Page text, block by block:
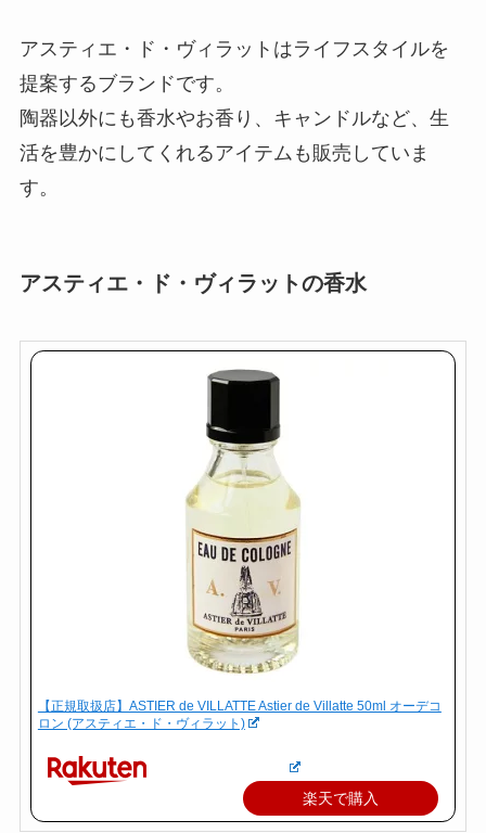
アスティエ・ド・ヴィラットはライフスタイルを
提案するブランドです。
陶器以外にも香水やお香り、キャンドルなど、生
活を豊かにしてくれるアイテムも販売していま
す。
アスティエ・ド・ヴィラットの香水
【正規取扱店】ASTIER de VILLATTE Astier de Villatte 50ml オーデコ
ロン (アスティエ・ド・ヴィラット)
楽天で購入